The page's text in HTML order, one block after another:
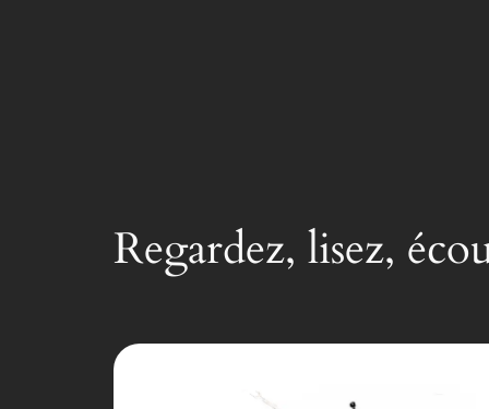
Regardez, lisez,